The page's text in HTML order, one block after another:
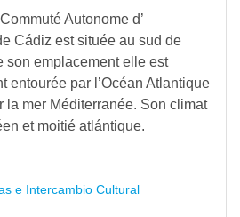
Autonome d’
Cádiz est située au sud de
son emplacement elle est
entourée par l’Océan Atlantique
la mer Méditerranée. Son climat
et moitié atlántique.
e Intercambio Cultural